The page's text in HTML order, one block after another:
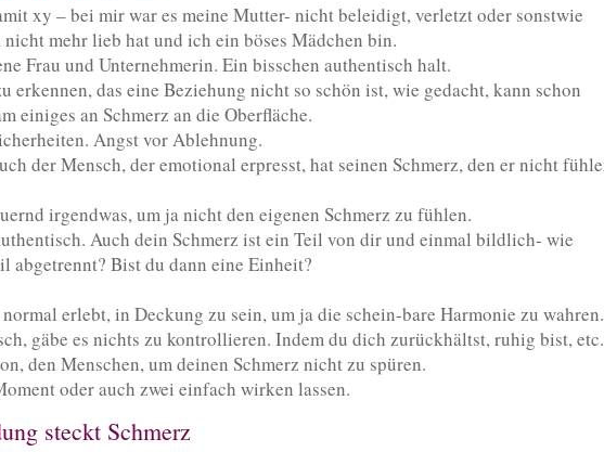
xy – bei mir war es meine Mutter- nicht beleidigt, verletzt oder sonstwie
mehr lieb hat und ich ein böses Mädchen bin.
Frau und Unternehmerin. Ein bisschen authentisch halt.
erkennen, das eine Beziehung nicht so schön ist, wie gedacht, kann schon
einiges an Schmerz an die Oberfläche.
Angst vor Ablehnung.
der Mensch, der emotional erpresst, hat seinen Schmerz, den er nicht
irgendwas, um ja nicht den eigenen Schmerz zu fühlen.
Auch dein Schmerz ist ein Teil von dir und einmal bildlich- wie
abgetrennt? Bist du dann eine Einheit?
erlebt, in Deckung zu sein, um ja die schein-bare Harmonie zu wahren.
gäbe es nichts zu kontrollieren. Indem du dich zurückhältst, ruhig bist, etc.
den Menschen, um deinen Schmerz nicht zu spüren.
oder auch zwei einfach wirken lassen.
steckt Schmerz